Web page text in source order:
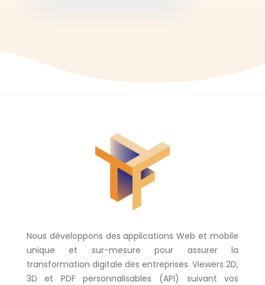
Nous développons des applications Web et mobile
unique et sur-mesure pour assurer la
transformation digitale des entreprises. Viewers 2D,
3D et PDF personnalisables (API) suivant vos